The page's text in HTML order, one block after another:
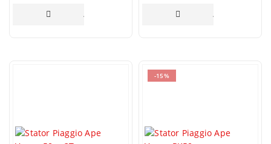
ADAUGĂ ÎN COȘ ADAUGĂ ÎN COȘ
-15%